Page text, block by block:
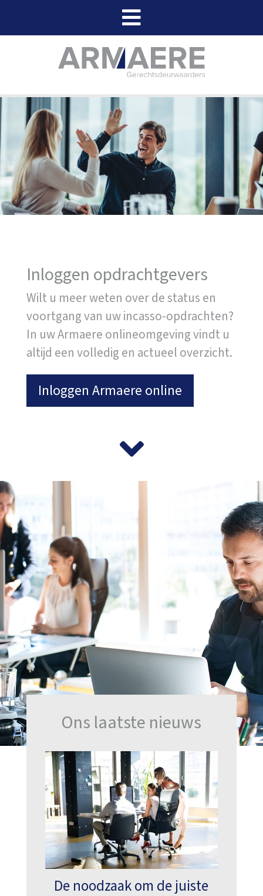
Inloggen opdrachtgevers
Wilt u meer weten over de status en
voortgang van uw incasso-opdrachten?
In uw Armaere onlineomgeving vindt u
altijd een volledig en actueel overzicht.
Inloggen Armaere online
Ons laatste nieuws
De noodzaak om de juiste